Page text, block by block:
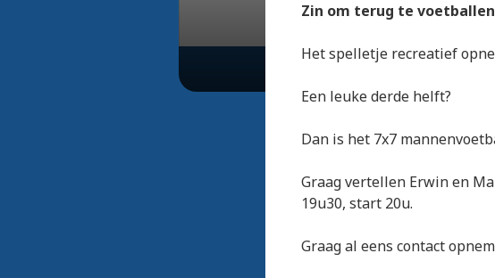
Zin om terug te
Het spelletje recreatief
Een leuke derde helft?
Dan is het 7x7
Graag vertellen Erwin en
19u30, start 20u.
Graag al eens contact